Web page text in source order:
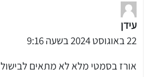
עידן
22 באוגוסט 2024 בשעה 9:16
אורז בסמטי מלא לא מתאים לבישול